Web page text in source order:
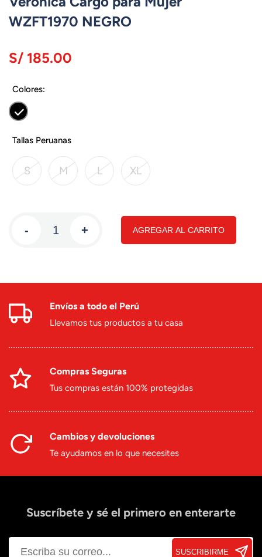
WZFT1970 NEGRO
S/ 185.00
Colores:
Tallas Peruanas
S M L XL
- + AGREGAR AL CARRITO
Envíos a todo el Perú
Llevamos tus productos a tu casa
Compras Seguras
Tus compras están 100% protegidas
Cambios y devoluciones
Te ayudamos en lo que necesites
Suscríbete y sé el primero en enterarte
SUSCRIBIRME